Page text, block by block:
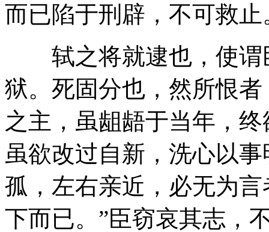
而已陷于刑辟，不可救止
轼之将就逮也，使谓
狱。死固分也，然所恨
之主，虽龃龉于当年，
虽欲改过自新，洗心以
孤，左右亲近，必无为
下而已。”臣窃哀其志，